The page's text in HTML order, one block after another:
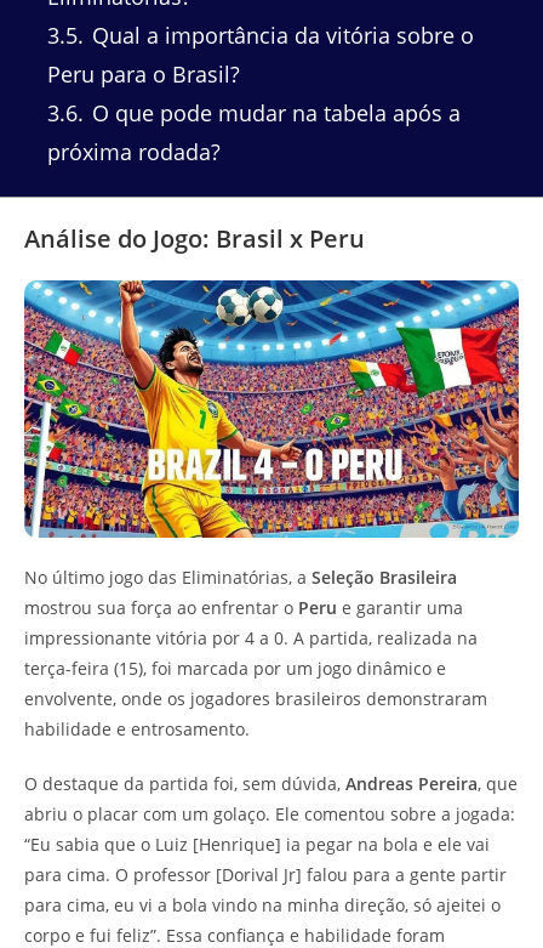
3.5 Qual a importância da vitória sobre o
Peru para o Brasil?
3.6 O que pode mudar na tabela após a
próxima rodada?
Análise do Jogo: Brasil x Peru
No último jogo das Eliminatórias, a Seleção Brasileira
mostrou sua força ao enfrentar o Peru e garantir uma
impressionante vitória por 4 a 0. A partida, realizada na
terça-feira (15), foi marcada por um jogo dinâmico e
envolvente, onde os jogadores brasileiros demonstraram
habilidade e entrosamento.
O destaque da partida foi, sem dúvida, Andreas Pereira, que
abriu o placar com um golaço. Ele comentou sobre a jogada:
“Eu sabia que o Luiz [Henrique] ia pegar na bola e ele vai
para cima. O professor [Dorival Jr] falou para a gente partir
para cima, eu vi a bola vindo na minha direção, só ajeitei o
corpo e fui feliz”. Essa confiança e habilidade foram